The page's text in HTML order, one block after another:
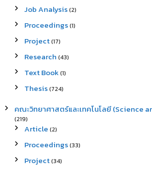
Job Analysis(2)
Proceedings(1)
Project(17)
Research (43)
Text Book(1)
Thesis(724)
คณะวิทยาศาสตร์และเทคโนโลยี (Science
(219)
Article (2)
Proceedings(33)
Project(34)